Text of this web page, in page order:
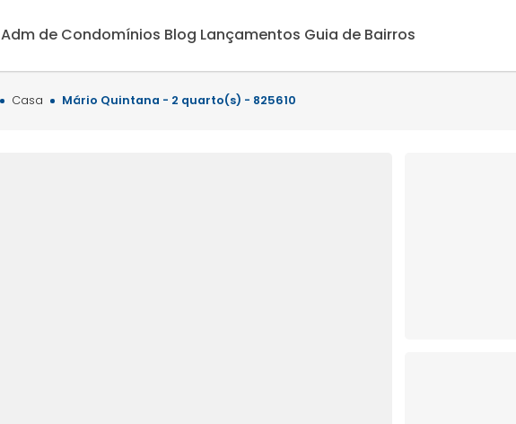
Adm de Condomínios Blog Lançamentos Guia de Bairros
Casa Mário Quintana - 2 quarto(s) - 825610